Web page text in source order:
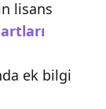
lisans
ek bilgi